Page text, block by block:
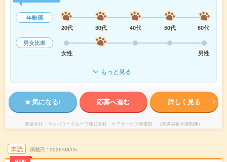
年齢層
20代
30代 40代 50代
60代
男女比率
女性
男性
もっと見る
気になる! 応募へ進む 詳しく見る
派遣会社 マンパワーグループ株式会社 ケアサービス事業部 （医療福祉介護関連）
未読 掲載日 2026/08/05